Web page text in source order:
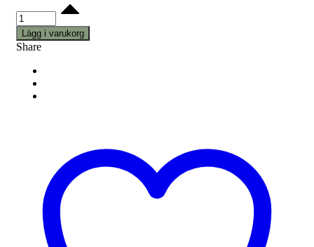
Lägg i varukorg
Share